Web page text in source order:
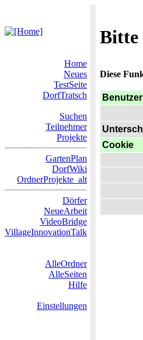
Bitte
Home
Neues
TestSeite
DorfTratsch
Suchen
Teilnehmer
Projekte
GartenPlan
DorfWiki
OrdnerProjekte_alt
Dörfer
NeueArbeit
VideoBridge
VillageInnovationTalk
AlleOrdner
AlleSeiten
Hilfe
Einstellungen
Diese
Benutzer
Cookie